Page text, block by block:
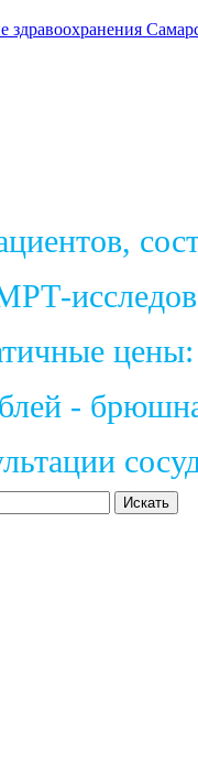
здравоохранения
цены:
-
Искать